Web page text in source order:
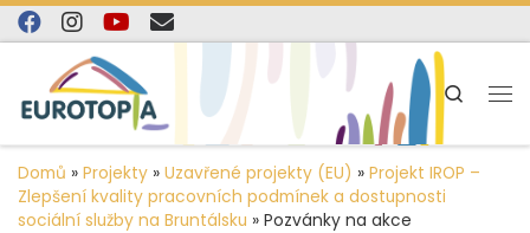
content
Skip to content
Search
Domů » Projekty » Uzavřené projekty (EU) » Projekt IROP –
Zlepšení kvality pracovních podmínek a dostupnosti
sociální služby na Bruntálsku » Pozvánky na akce